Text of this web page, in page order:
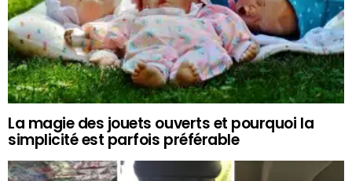
La magie des jouets ouverts et pourquoi la
simplicité est parfois préférable